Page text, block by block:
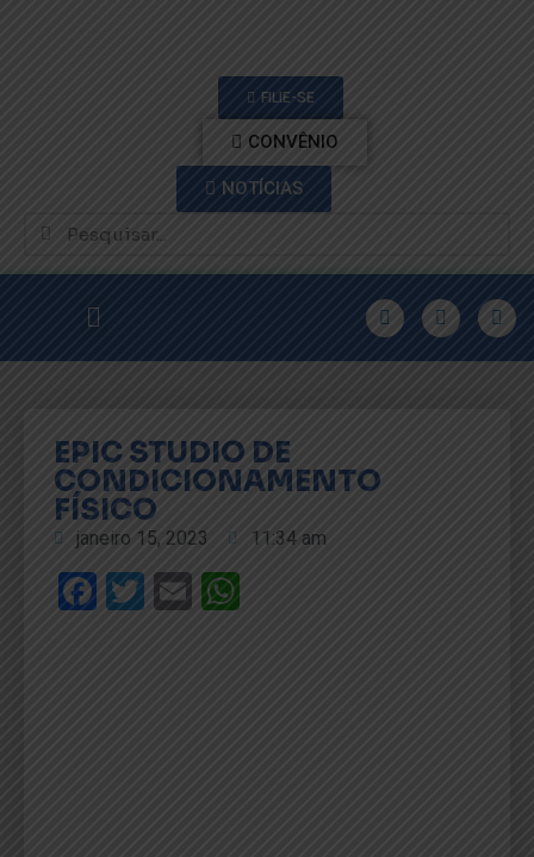
FILIE-SE
CONVÊNIO
NOTÍCIAS
EPIC STUDIO DE
CONDICIONAMENTO
FÍSICO
janeiro 15, 2023 11:34 am
Facebook
Twitter
Email